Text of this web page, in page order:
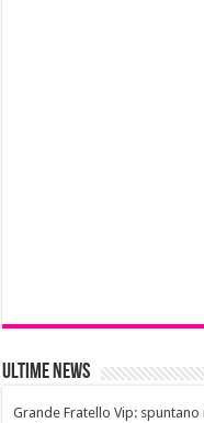
Ultime News
Grande Fratello Vip: